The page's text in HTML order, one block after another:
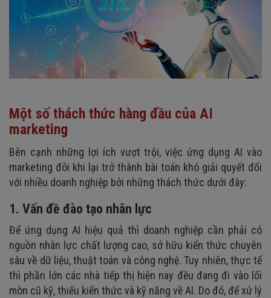
Một số thách thức hàng đầu của AI
marketing
Bên cạnh những lợi ích vượt trội, việc ứng dụng AI vào
marketing đôi khi lại trở thành bài toán khó giải quyết đối
với nhiều doanh nghiệp bởi những thách thức dưới đây:
1. Vấn đề đào tạo nhân lực
Để ứng dụng AI hiệu quả thì doanh nghiệp cần phải có
nguồn nhân lực chất lượng cao, sở hữu kiến thức chuyên
sâu về dữ liệu, thuật toán và công nghệ. Tuy nhiên, thực tế
thì phần lớn các nhà tiếp thị hiện nay đều đang đi vào lối
mòn cũ kỹ, thiếu kiến thức và kỹ năng về AI. Do đó, để xử lý